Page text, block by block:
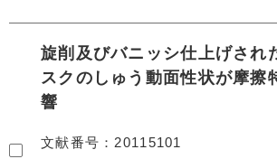
旋削及びバニッシ仕上げされ
スクのしゅう動面性状が摩擦
響
文献番号
20115101